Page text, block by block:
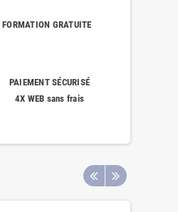
FORMATION GRATUITE
PAIEMENT SÉCURISÉ
4X WEB sans frais